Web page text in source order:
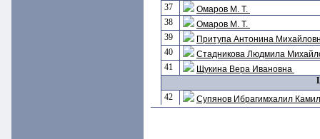
37
Омаров М. Т.
38
Омаров М. Т.
39
Притупа Антонина
40
Стадникова Людмила
41
Щукина Вера Ивановна
42
Супянов Ибрагимхалил